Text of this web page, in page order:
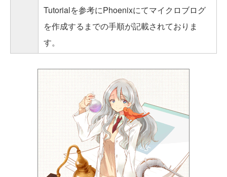
Tutorialを参考にPhoenixにてマイクロブログ
を作成するまでの手順が記載されておりま
す。